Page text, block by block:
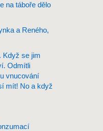
na táboře dělo
a Reného,
Když se jim
Odmítli
vnucování
mít! No a když